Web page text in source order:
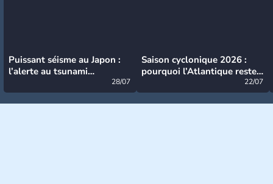
Puissant séisme au Japon :
l’alerte au tsunami
28/07
Saison cyclonique 2026 :
pourquoi l’Atlantique reste
22/07